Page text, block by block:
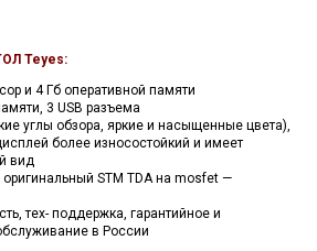
Teyes:
и 4 Гб оперативной памяти
3 USB разъема
углы обзора, яркие и насыщенные цвета),
более износостойкий и имеет
вид
оригинальный STM TDA на mosfet —
тех- поддержка, гарантийное и
в России